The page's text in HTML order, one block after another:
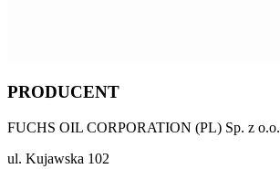
PRODUCENT
FUCHS OIL CORPORATION (PL) Sp. z o.o.
ul. Kujawska 102